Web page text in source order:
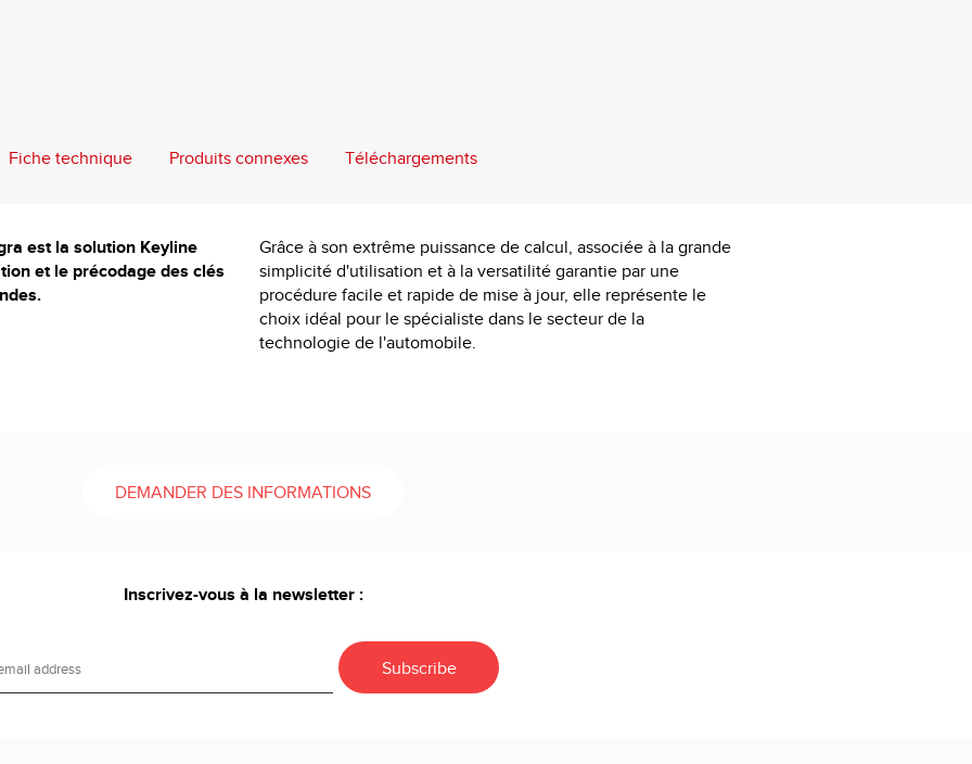
Fiche technique Produits connexes Téléchargements
est la solution Keyline
et le précodage des clés
Grâce à son extrême puissance de calcul, associée à la grande
simplicité d'utilisation et à la versatilité garantie par une
procédure facile et rapide de mise à jour, elle représente le
choix idéal pour le spécialiste dans le secteur de la
technologie de l'automobile.
DEMANDER DES INFORMATIONS
Inscrivez-vous à la newsletter :